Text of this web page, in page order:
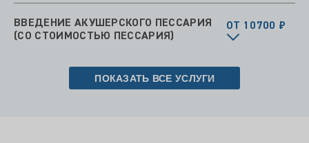
ВВЕДЕНИЕ АКУШЕРСКОГО ПЕССАРИЯ
(СО СТОИМОСТЬЮ ПЕССАРИЯ)
ОТ 10700 ₽
ПОКАЗАТЬ ВСЕ УСЛУГИ